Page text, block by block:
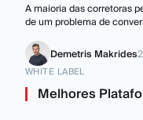
A maioria das corretoras
de um problema de
Demetris Makrides
WHITE LABEL
Melhores